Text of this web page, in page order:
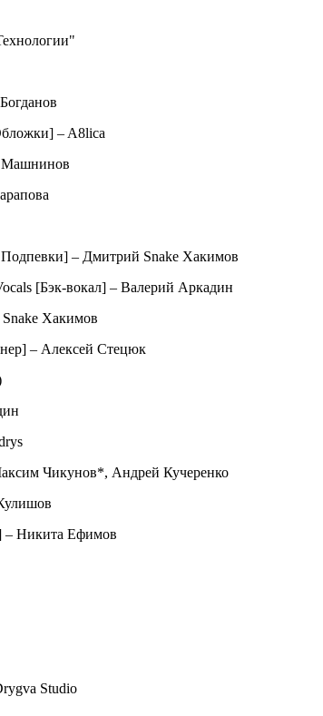
– A8lica
Машнинов
– Дмитрий Snake Хакимов
[Бэк-вокал] – Валерий Аркадин
Хакимов
– Алексей Стецюк
Чикунов*, Андрей Кучеренко
– Никита Ефимов
Studio